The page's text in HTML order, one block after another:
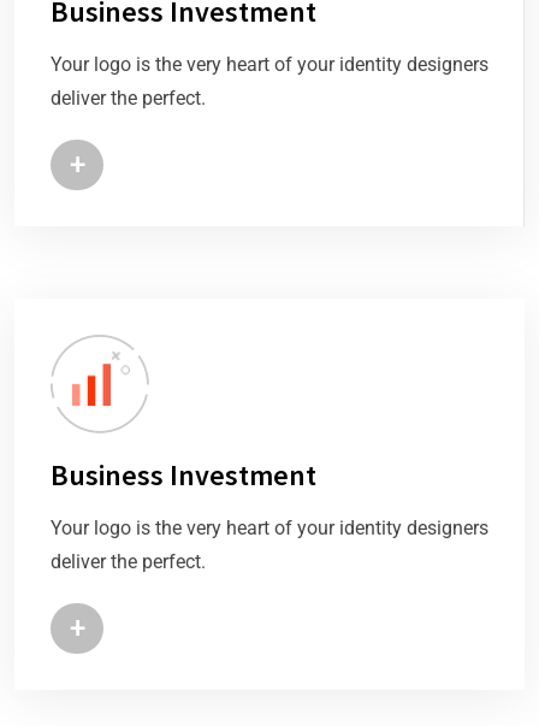
Business Investment
Your logo is the very heart of your identity designers
deliver the perfect.
+
Business Investment
Your logo is the very heart of your identity designers
deliver the perfect.
+